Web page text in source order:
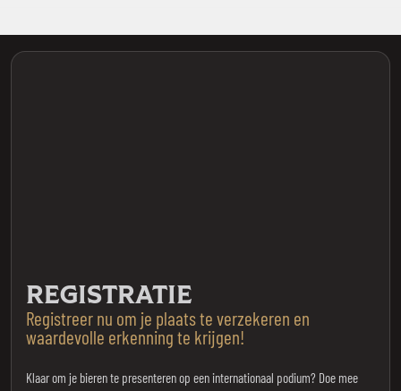
REGISTRATIE
Registreer nu om je plaats te verzekeren en
waardevolle erkenning te krijgen!
Klaar om je bieren te presenteren op een internationaal podium? Doe mee